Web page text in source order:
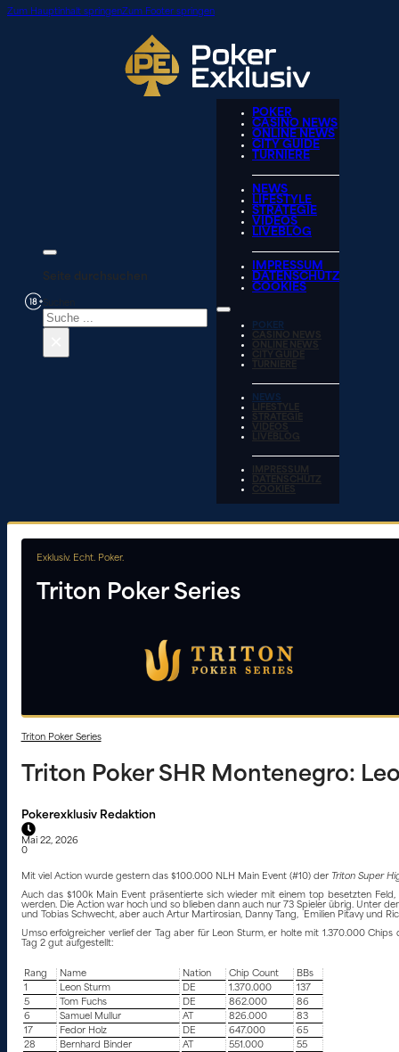
Zum Hauptinhalt springenZum Footer springen
Seite durchsuchen
POKER
CASINO NEWS
ONLINE NEWS
CITY GUIDE
TURNIERE
NEWS
LIFESTYLE
STRATEGIE
VIDEOS
LIVEBLOG
IMPRESSUM
DATENSCHUTZ
COOKIES
POKER
CASINO NEWS
ONLINE NEWS
CITY GUIDE
TURNIERE
NEWS
LIFESTYLE
STRATEGIE
VIDEOS
LIVEBLOG
IMPRESSUM
DATENSCHUTZ
COOKIES
Exklusiv. Echt. Poker.
Triton Poker Series
Triton Poker Series
Triton Poker SHR Montenegro:
Pokerexklusiv Redaktion
Mai 22, 2026
0
Mit viel Action wurde gestern das $100.000 NLH Main Event (#10) der Triton Super
Auch das $100k Main Event präsentierte sich wieder mit einem top besetzten
werden. Die Action war hoch und so blieben dann auch nur 73 Spieler übrig. Unter
und Tobias Schwecht, aber auch Artur Martirosian, Danny Tang, Emilien Pitavy und
Umso erfolgreicher verlief der Tag aber für Leon Sturm, er holte mit 1.370.000
Tag 2 gut aufgestellt:
Rang Name Nation Chip Count
BBs
1
Leon Sturm DE 1.370.000
137
5
Tom Fuchs DE 862.000
86
6
Samuel Mullur AT 826.000
83
17
Fedor Holz DE 647.000
65
28
Bernhard Binder AT 551.000
55